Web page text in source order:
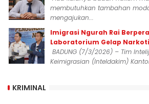
membutuhkan tambahan
mengajukan...
Imigrasi Ngurah Rai
Laboratorium Gelap
BADUNG (7/3/2026) – Tim
Keimigrasian (Inteldakim)
KRIMINAL